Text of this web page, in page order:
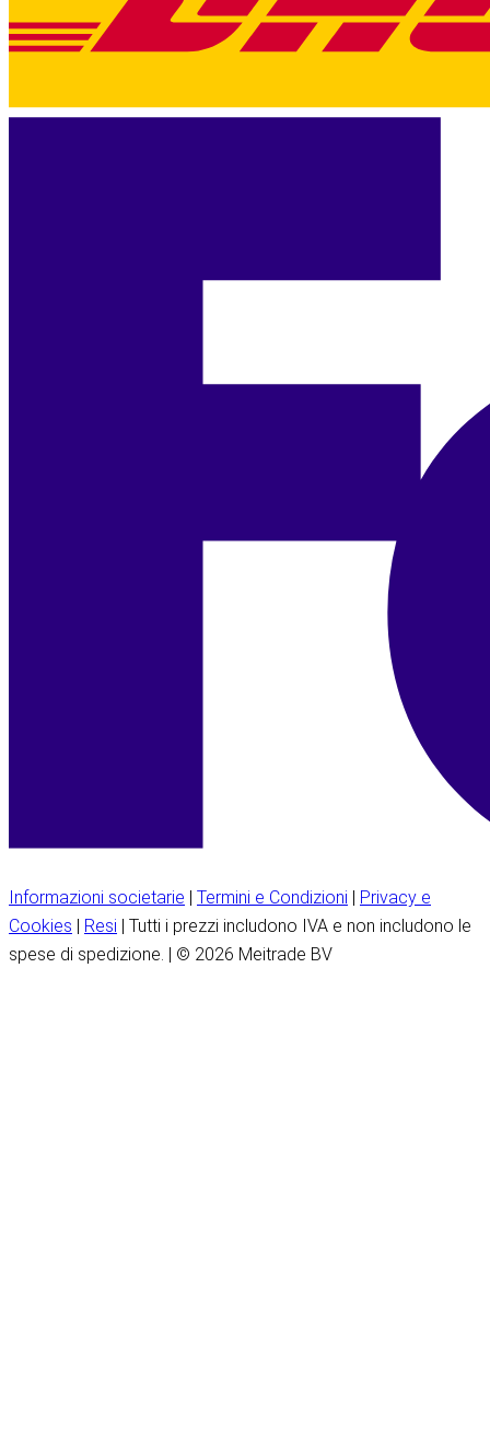
Informazioni societarie | Termini e Condizioni | Privacy e
Cookies | Resi | Tutti i prezzi includono IVA e non includono le
spese di spedizione. | © 2026 Meitrade BV